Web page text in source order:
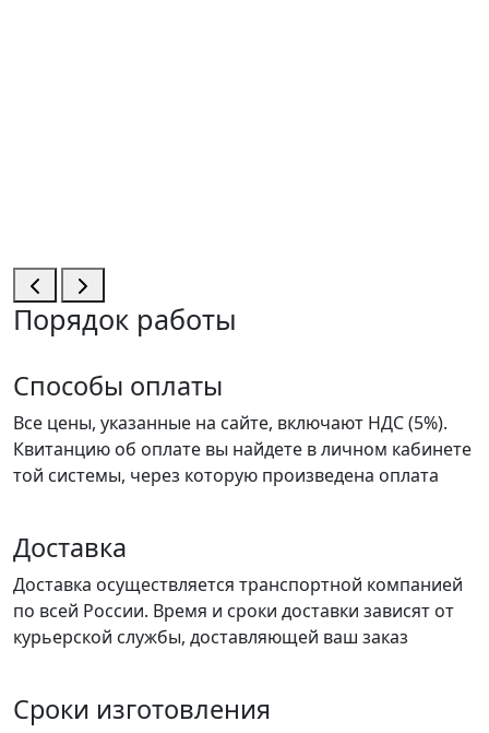
Порядок работы
Способы оплаты
Все цены, указанные на сайте, включают НДС (5%).
Квитанцию об оплате вы найдете в личном кабинете
той системы, через которую произведена оплата
Доставка
Доставка осуществляется транспортной компанией
по всей России. Время и сроки доставки зависят от
курьерской службы, доставляющей ваш заказ
Сроки изготовления